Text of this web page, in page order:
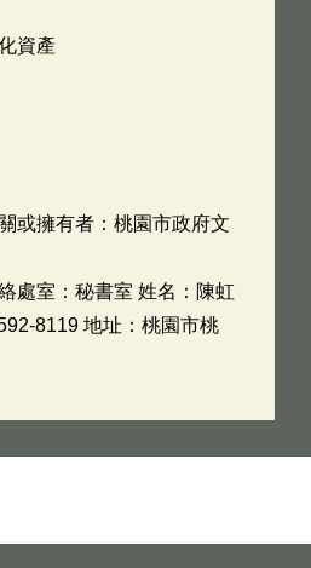
資產
或擁有者：桃園市政府文
處室：秘書室 姓名：陳虹
8119 地址：桃園市桃